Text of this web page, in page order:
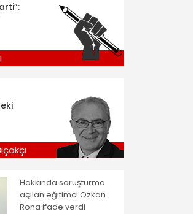
Hakkında soruşturma
açılan eğitimci Özkan
Rona ifade verdi